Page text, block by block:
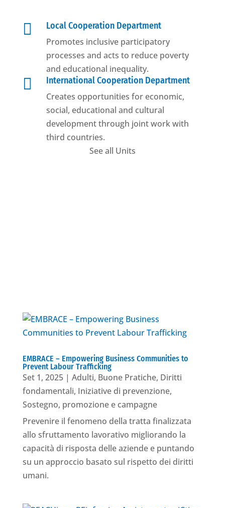

Local Cooperation Department
Promotes inclusive participatory
processes and acts to reduce poverty
and educational inequality.

International Cooperation Department
Creates opportunities for economic,
social, educational and cultural
development through joint work with
third countries.
See all Units
EMBRACE – Empowering Business Communities to
Prevent Labour Trafficking
Set 1, 2025| Adulti, Buone Pratiche, Diritti
fondamentali, Iniziative di prevenzione,
Sostegno, promozione e campagne
Prevenire il fenomeno della tratta finalizzata
allo sfruttamento lavorativo migliorando la
capacità di risposta delle aziende e puntando
su un approccio basato sul rispetto dei diritti
umani.